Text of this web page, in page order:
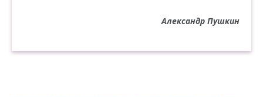
Александр Пушкин